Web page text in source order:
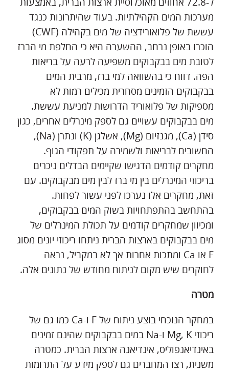
מערכות המים הקהילתיות. בעוד שהיתרונות כנגד
עששת של פלואורידציה של מים בקהילה (CWF)
הוכרו באופן נרחב, ההשערה היא כי החלפת מי הברז
לטובת מים בבקבוקים משפיעה לרעה על בריאות
הפה. דווח כי בהשוואה למי ברז, מרבית המים
בבקבוקים הזמינים מסחרית מכילים רמות לא
מספיקות של פלואוריד הדרושות למניעת עששת.
מים בבקבוקים עשויים גם לספק מינרלים אחרים, כגון
סידן (Ca), מגנזיום (Mg), אשלגן (K) ונתרן (Na),
החשובים לבריאות ולשמירה על תפקודי הגוף.
מחקרים קודמים הדגישו שקיימים הבדלים ניכרים
בריכוזי המינרלים בין מי ברז לבין מים מבקבוקים. עם
זאת, מחקרים אלו נערכו לפני עשור לפחות.
בהתחשב בהתפתחויות בשוק המים בבקבוקים,
ומכיוון שמחקרים קודמים על תכולת המינרלים של
מים בבקבוקים בארצות הברית ניתחו ריכוזי יונים מסוג
F או Ca ומתכות אחרות אך לא במקביל, נראה
לחוקרים שיש מקום לניתוח מחודש של נתונים אלה.
מטרה
במחקר הנוכחי בוצע ניתוח של F ו-Ca כמו גם של
ריכוזי Mg, K ו-Na במים בבקבוקים שהינם זמינים
באינדיאנפוליס, אינדיאנה ארצות הברית. כמטרה
משנית, רצו המחברים גם לספק מידע על התרומות